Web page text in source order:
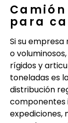
para
Si su
o
rígidos y
toneladas es
distribución
componentes
expediciones,